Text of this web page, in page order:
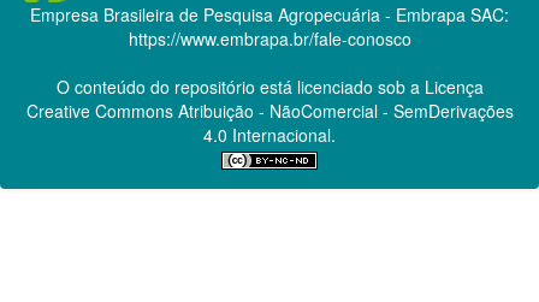
Empresa Brasileira de Pesquisa Agropecuária - Embrapa SAC:
https://www.embrapa.br/fale-conosco
O conteúdo do repositório está licenciado sob a Licença
Creative CommonsAtribuição - NãoComercial - SemDerivações
4.0 Internacional.